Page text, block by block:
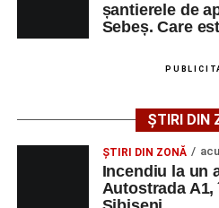
biologice, în vederea stabilirii
împrejurărilor în care s-a
vătămare corporală din culpă.
Adaugă-ne ca
șantierele de
Sebeș. Care
ȘTIRI DIN
ȘTIRI DIN ZONĂ
Incendiu la un
Autostrada